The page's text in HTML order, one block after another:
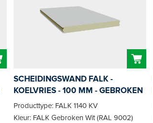
SCHEIDINGSWAND FALK -
KOELVRIES - 100 MM - GEBROKEN
WIT
Producttype: FALK 1140 KV
Kleur: FALK Gebroken Wit (RAL 9002)